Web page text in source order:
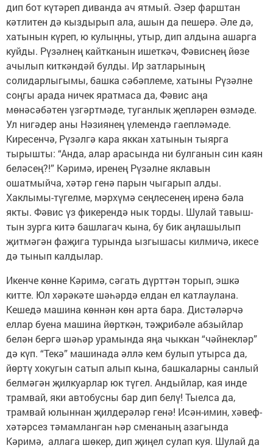
дип бот күтәреп диванда ач ятмый. Әзер фарштан
кәтлитен дә кыздырып ала, ашын да пешерә. Әле дә,
хатынын күреп, ю кулыңны, утыр, дип алдына ашарга
куйды. Рүзәлнең кайтканын ишеткәч, Фәвиснең йөзе
ачылып киткәндәй булды. Ир затларының
солидарлыгымы, башка сәбәплеме, хатыны Рүзәлне
соңгы арада ничек яратмаса да, Фәвис аңа
мөнәсәбәтен үзгәртмәде, туганлык җепләрен өзмәде.
Ул нигәдер аны Нәзиянең үлемендә гаепләмәде.
Киресенчә, Рүзәлгә кара яккан хатынын тыярга
тырышты: “Анда, алар арасында ни булганын син каян
беләсең?!” Кәримә, иренең Рүзәлне яклавын
ошатмыйча, хәтәр генә парын чыгарып алды.
Хаклымы-түгелме, мәрхүмә сеңлесенең иренә бәла
якты. Фәвис үз фикерендә нык торды. Шулай тавыш-
тын зурга китә башлагач кына, бу бик аңлашылып
җитмәгән фаҗига турында ызгышасы килмичә, икесе
дә тынып калдылар.
Икенче көнне Кәримә, сәгать дүрттән торып, эшкә
китте. Юл хәрәкәте шәһәрдә елдан ел катлаулана.
Кешедә машина көннән көн арта бара. Дистәләрчә
еллар буена машина йөрткән, тәҗрибәле абзыйлар
белән бергә шәһәр урамында яңа чыккан “чәйнекләр”
дә күп. “Текә” машинада әллә кем булып утырса да,
йөртү хокугын сатып алып кына, башкаларны санлый
белмәгән җилкуарлар юк түгел. Андыйлар, кая инде
трамвай, яки автобусны бар дип белү! Тыелса да,
трамвай юлыннан җилдерәләр генә! Исән-имин, хәвеф-
хәтәрсез тәмамланган һәр сменаның азагында
Кәримә, аллага шөкер, дип җиңел сулап куя. Шулай да